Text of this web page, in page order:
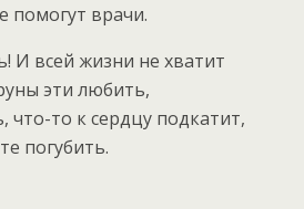
помогут врачи.
И всей жизни не хватит
эти любить,
что-то к сердцу подкатит,
погубить.